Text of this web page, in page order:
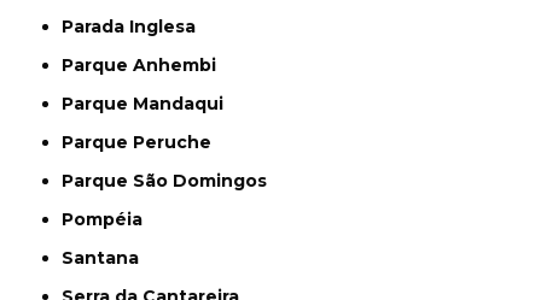
Parada Inglesa
Parque Anhembi
Parque Mandaqui
Parque Peruche
Parque São Domingos
Pompéia
Santana